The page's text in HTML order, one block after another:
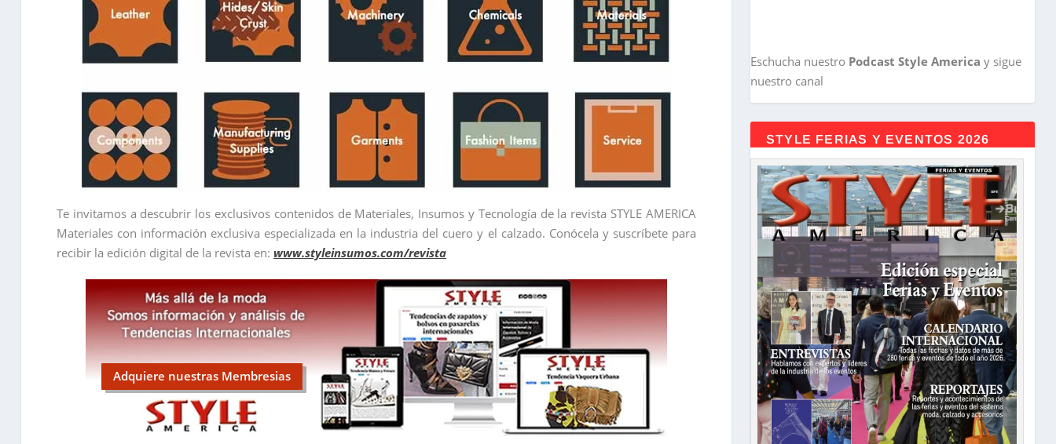
Te invitamos a descubrir los exclusivos contenidos de Materiales, Insumos y Tecnología de la revista STYLE AMERICA
Materiales con información exclusiva especializada en la industria del cuero y el calzado. Conócela y suscríbete para
recibir la edición digital de la revista en: www.styleinsumos.com/revista
Adquiere nuestras Membresias
Eschucha nuestro Podcast Style America y sigue
nuestro canal
STYLE FERIAS Y EVENTOS 2026